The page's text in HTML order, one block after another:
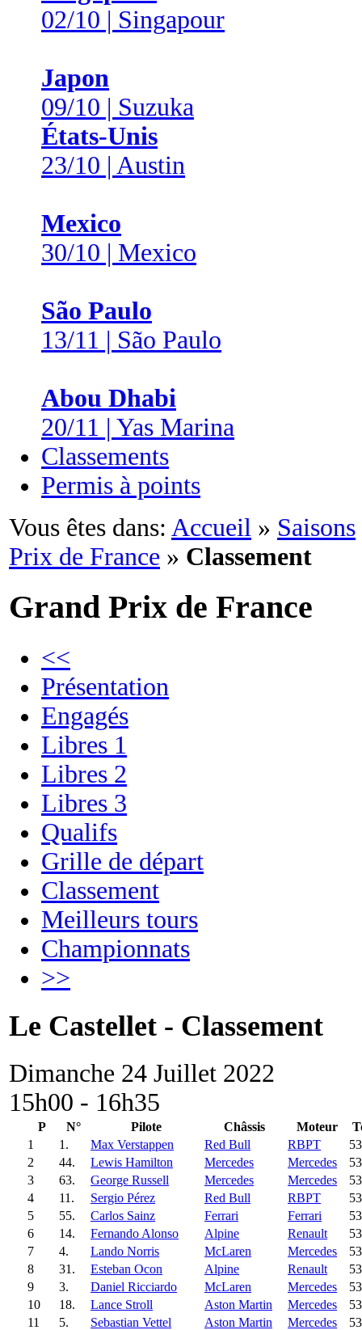
02/10 | Singapour
Japon
09/10 | Suzuka
États-Unis
23/10 | Austin
Mexico
30/10 | Mexico
São Paulo
13/11 | São Paulo
Abou Dhabi
20/11 | Yas Marina
Classements
Permis à points
Vous êtes dans: Accueil » Saisons
Prix de France » Classement
Grand Prix de France
<<
Présentation
Engagés
Libres 1
Libres 2
Libres 3
Qualifs
Grille de départ
Classement
Meilleurs tours
Championnats
>>
Le Castellet - Classement
Dimanche 24 Juillet 2022
15h00 - 16h35
P N° Pilote Châssis Moteur
1
1. Max Verstappen Red Bull RBPT
53
2
44. Lewis Hamilton Mercedes Mercedes
53
3
63. George Russell Mercedes Mercedes
53
4
11. Sergio Pérez Red Bull RBPT
53
5
55. Carlos Sainz Ferrari Ferrari
53
6
14. Fernando Alonso Alpine Renault
53
7
4. Lando Norris McLaren Mercedes
53
8
31. Esteban Ocon Alpine Renault
53
9
3. Daniel Ricciardo McLaren Mercedes
53
10
18. Lance Stroll Aston Martin Mercedes
53
11
5. Sebastian Vettel Aston Martin Mercedes
53